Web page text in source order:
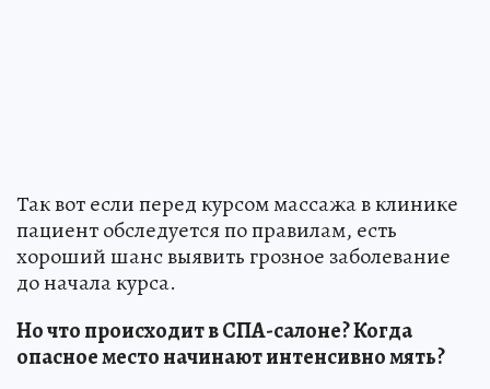
Так вот если перед курсом массажа в клинике
пациент обследуется по правилам, есть
хороший шанс выявить грозное заболевание
до начала курса.
Но что происходит в СПА-салоне? Когда
опасное место начинают интенсивно мять?